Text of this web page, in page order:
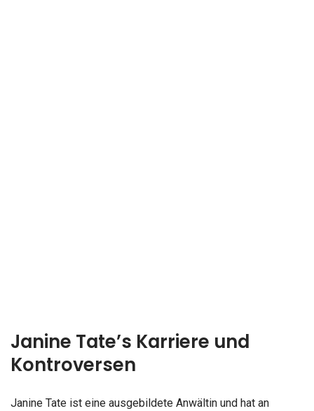
Janine Tate’s Karriere und
Kontroversen
Janine Tate ist eine ausgebildete Anwältin und hat an